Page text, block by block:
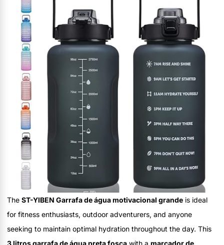
The ST-YIBEN Garrafa de água motivacional grande is ideal
for fitness enthusiasts, outdoor adventurers, and anyone
seeking to maintain optimal hydration throughout the day. This
3 litros garrafa de água preta fosca with a marcador de